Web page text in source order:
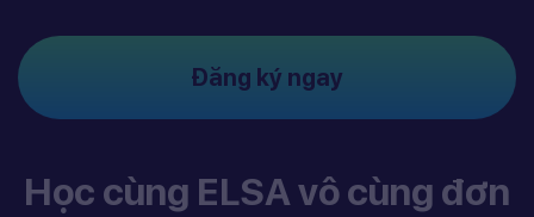
Đăng ký ngay
Học cùng ELSA vô cùng đơn